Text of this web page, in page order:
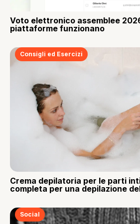
Voto elettronico assemblee
piattaforme funzionano
Consigli ed Esercizi
Crema depilatoria per le parti
completa per una depilazione
Social